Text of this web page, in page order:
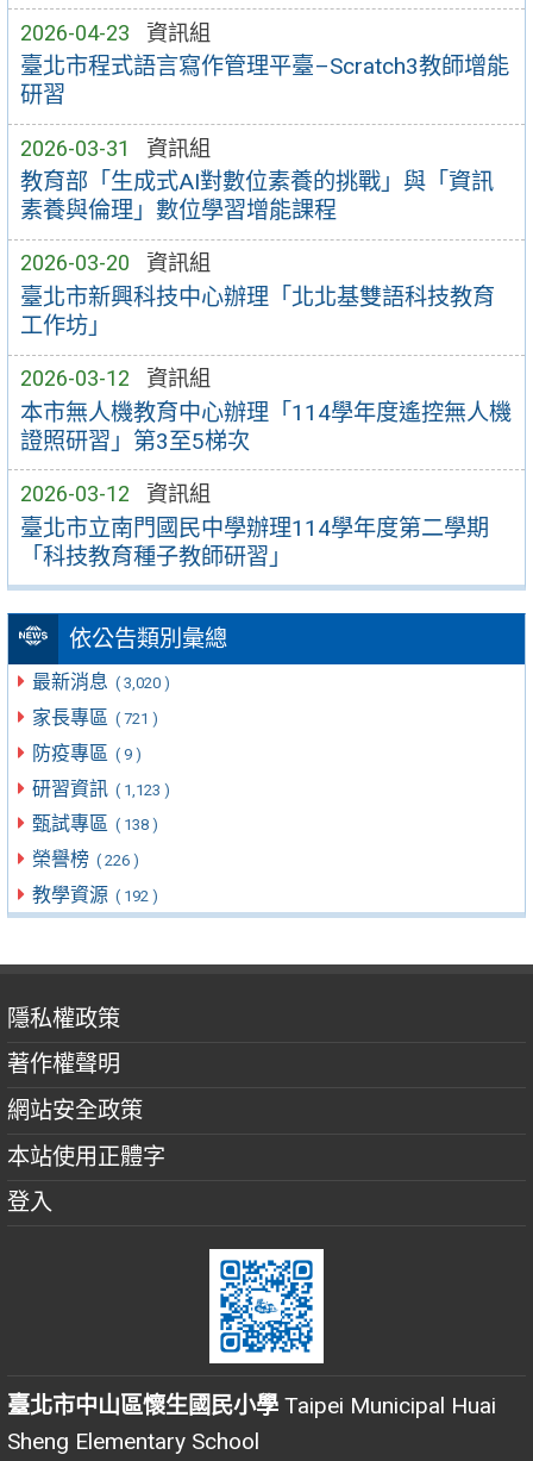
2026-04-23 資訊組
臺北市程式語言寫作管理平臺–Scratch3教師增能
研習
2026-03-31 資訊組
教育部「生成式AI對數位素養的挑戰」與「資訊
素養與倫理」數位學習增能課程
2026-03-20 資訊組
臺北市新興科技中心辦理「北北基雙語科技教育
工作坊」
2026-03-12 資訊組
本市無人機教育中心辦理「114學年度遙控無人機
證照研習」第3至5梯次
2026-03-12 資訊組
臺北市立南門國民中學辦理114學年度第二學期
「科技教育種子教師研習」
依公告類別彙總
最新消息 ( 3,020 )
家長專區 ( 721 )
防疫專區 ( 9 )
研習資訊 ( 1,123 )
甄試專區 ( 138 )
榮譽榜 ( 226 )
教學資源 ( 192 )
隱私權政策
著作權聲明
網站安全政策
本站使用正體字
登入
臺北市中山區懷生國民小學 Taipei Municipal Huai
Sheng Elementary School